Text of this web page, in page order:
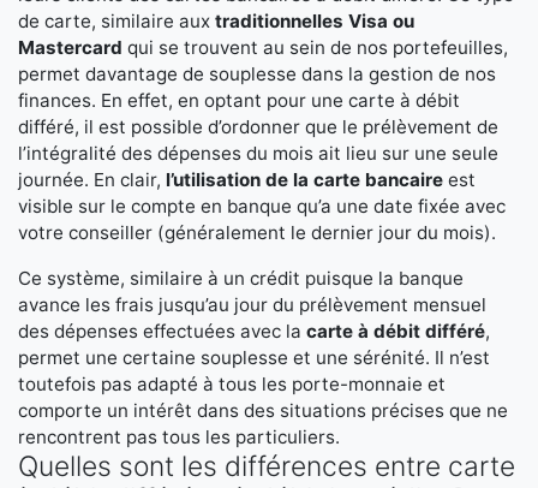
de carte, similaire aux traditionnelles Visa ou
Mastercard qui se trouvent au sein de nos portefeuilles,
permet davantage de souplesse dans la gestion de nos
finances. En effet, en optant pour une carte à débit
différé, il est possible d’ordonner que le prélèvement de
l’intégralité des dépenses du mois ait lieu sur une seule
journée. En clair, l’utilisation de la carte bancaire est
visible sur le compte en banque qu’a une date fixée avec
votre conseiller (généralement le dernier jour du mois).
Ce système, similaire à un crédit puisque la banque
avance les frais jusqu’au jour du prélèvement mensuel
des dépenses effectuées avec la carte à débit différé,
permet une certaine souplesse et une sérénité. Il n’est
toutefois pas adapté à tous les porte-monnaie et
comporte un intérêt dans des situations précises que ne
rencontrent pas tous les particuliers.
Quelles sont les différences entre carte